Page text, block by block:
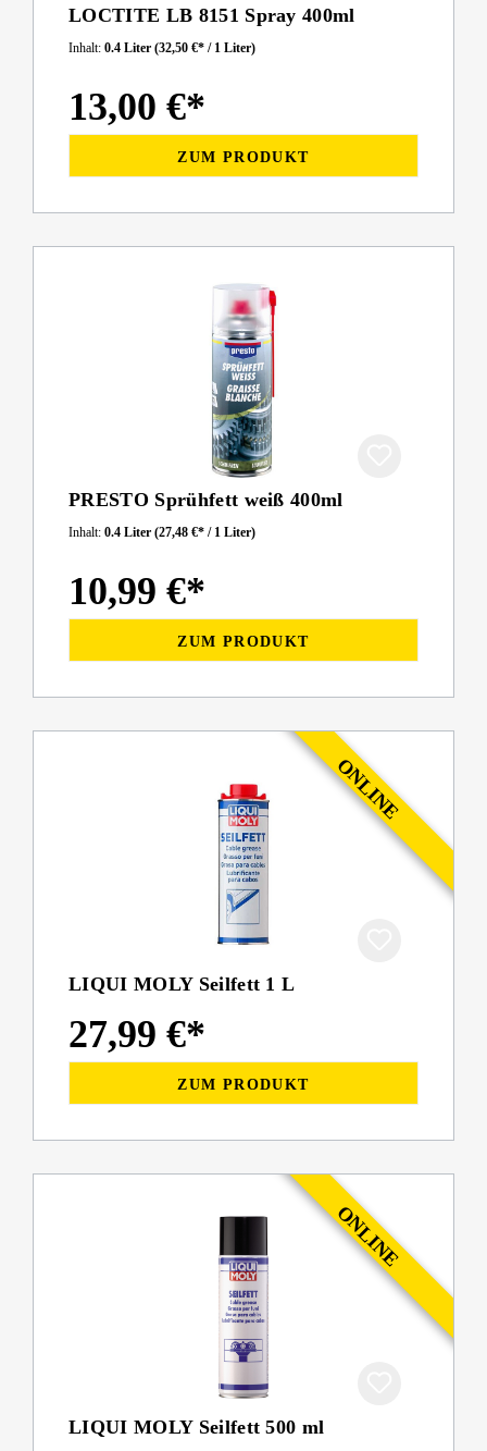
LOCTITE LB 8151 Spray 400ml
Inhalt: 0.4 Liter (32,50 €* / 1 Liter)
13,00 €*
ZUM PRODUKT
PRESTO Sprühfett weiß 400ml
Inhalt: 0.4 Liter (27,48 €* / 1 Liter)
10,99 €*
ZUM PRODUKT
LIQUI MOLY Seilfett 1 L
27,99 €*
ZUM PRODUKT
LIQUI MOLY Seilfett 500 ml